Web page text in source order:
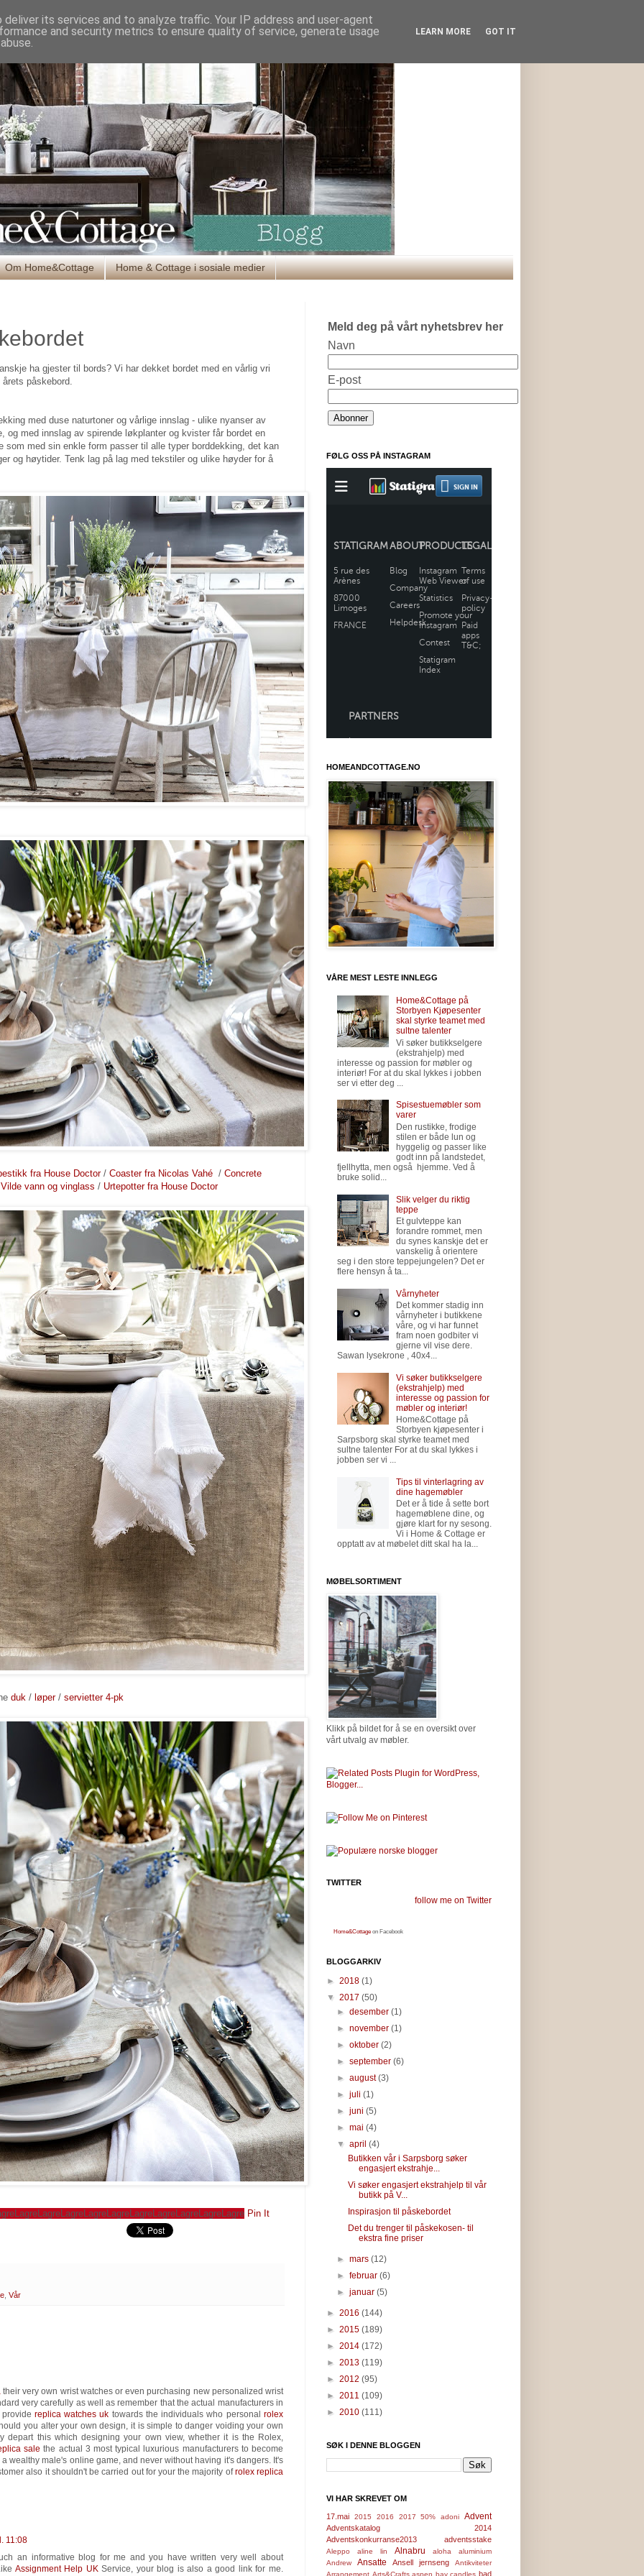
Om Home&Cottage Home & Cottage i sosiale medier
ha gjester til bords? Vi har dekket bordet med en vårlig vri
påskebord.
med duse naturtoner og vårlige innslag - ulike nyanser av
og med innslag av spirende løkplanter og kvister får bordet en
som med sin enkle form passer til alle typer borddekking, det kan
og høytider. Tenk lag på lag med tekstiler og ulike høyder for å
fra House Doctor/ Coaster fra Nicolas Vahé / Concrete
Vilde vann og vinglass / Urtepotter fra House Doctor
duk / løper / servietter 4-pk
LagreLagreLagreLagreLagreLagreLagreLagreLagreLagre Pin It
Vår
their very own wrist watches or even purchasing new personalized wrist
very carefully as well as remember that the actual manufacturers in
replica watches uk towards the individuals who personalrolex
you alter your own design, it is simple to danger voiding your own
depart this which designing your own view, whether it is the Rolex,
sale the actual 3 most typical luxurious manufacturers to become
wealthy male's online game, and never without having it's dangers. It's
also it shouldn't be carried out for your the majority ofrolex replica
11:08
an informative blog for me and you have written very well about
Assignment Help UKService, your blog is also a good link for me.
Meld deg på vårt nyhetsbrev her
Navn
E-post
FØLG OSS PÅ INSTAGRAM
HOMEANDCOTTAGE.NO
VÅRE MEST LESTE INNLEGG
Home&Cottage på
Storbyen Kjøpesenter
skal styrke teamet med
sultne talenter
Vi søker butikkselgere
(ekstrahjelp) med
interesse og passion for møbler og
interiør! For at du skal lykkes i jobben
ser vi etter deg ...
Spisestuemøbler som
varer
Den rustikke, frodige
stilen er både lun og
hyggelig og passer like
godt inn på landstedet,
fjellhytta, men også hjemme. Ved å
bruke solid...
Slik velger du riktig
teppe
Et gulvteppe kan
forandre rommet, men
du synes kanskje det er
vanskelig å orientere
seg i den store teppejungelen? Det er
flere hensyn å ta...
Vårnyheter
Det kommer stadig inn
vårnyheter i butikkene
våre, og vi har funnet
fram noen godbiter vi
gjerne vil vise dere.
Sawan lysekrone , 40x4...
Vi søker butikkselgere
(ekstrahjelp) med
interesse og passion for
møbler og interiør!
Home&Cottage på
Storbyen kjøpesenter i
Sarpsborg skal styrke teamet med
sultne talenter For at du skal lykkes i
jobben ser vi ...
Tips til vinterlagring av
dine hagemøbler
Det er å tide å sette bort
hagemøblene dine, og
gjøre klart for ny sesong.
Vi i Home & Cottage er
opptatt av at møbelet ditt skal ha la...
MØBELSORTIMENT
Klikk på bildet for å se en oversikt over
vårt utvalg av møbler.
TWITTER
follow me on Twitter
Home&Cottage on Facebook
BLOGGARKIV
► 2018 (1)
▼ 2017 (50)
►desember(1)
►november(1)
►oktober(2)
►september(6)
►august(3)
►juli(1)
►juni(5)
►mai(4)
▼april(4)
Butikken vår i Sarpsborg søker
engasjert ekstrahje...
Vi søker engasjert ekstrahjelp til vår
butikk på V...
Inspirasjon til påskebordet
Det du trenger til påskekosen- til
ekstra fine priser
►mars(12)
►februar(6)
►januar(5)
► 2016 (144)
► 2015 (189)
► 2014 (172)
► 2013 (119)
► 2012 (95)
► 2011 (109)
► 2010 (111)
SØK I DENNE BLOGGEN
VI HAR SKREVET OM
17.mai 2015 2016 2017 50% adoni Advent
Adventskatalog 2014
Adventskonkurranse2013
adventsstake
Aleppo aline lin Alnabru aloha
aluminium
Andrew
Ansatte Ansell jernseng
Antikviteter
Arrangement Arts&Crafts aspen bay candles bad
its services and to analyze traffic. Your IP address and user-agent
and security metrics to ensure quality of service, generate usage
LEARN MORE GOT IT